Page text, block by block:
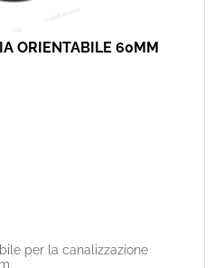
Con Noi
ORIENTABILE 60MM
per la canalizzazione